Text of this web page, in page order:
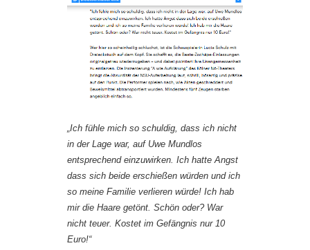
„Ich fühle mich so schuldig, dass ich nicht
in der Lage war, auf Uwe Mundlos
entsprechend einzuwirken. Ich hatte Angst
dass sich beide erschießen würden und ich
so meine Familie verlieren würde! Ich hab
mir die Haare getönt. Schön oder? War
nicht teuer. Kostet im Gefängnis nur 10
Euro!“